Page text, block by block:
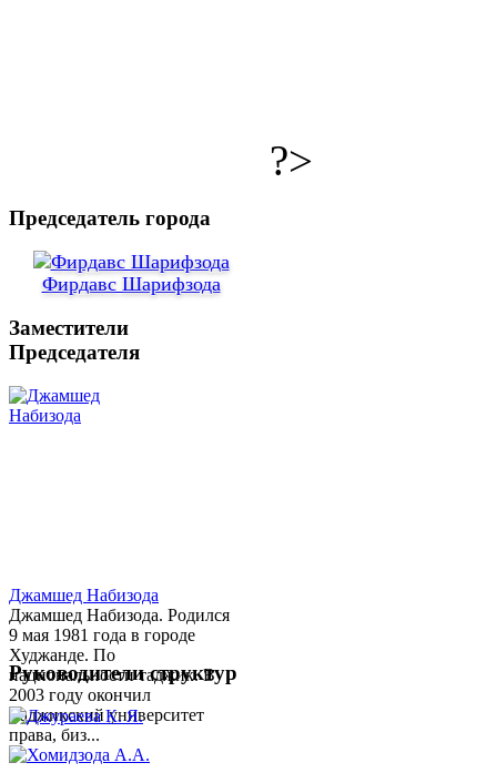
?>
Председатель города
Фирдавс Шарифзода
Заместители
Председателя
Джамшед Набизода
Джамшед Набизода. Родился
9 мая 1981 года в городе
Худжанде. По
национальности таджик. В
2003 году окончил
Таджикский университет
права, биз...
Руководители структур